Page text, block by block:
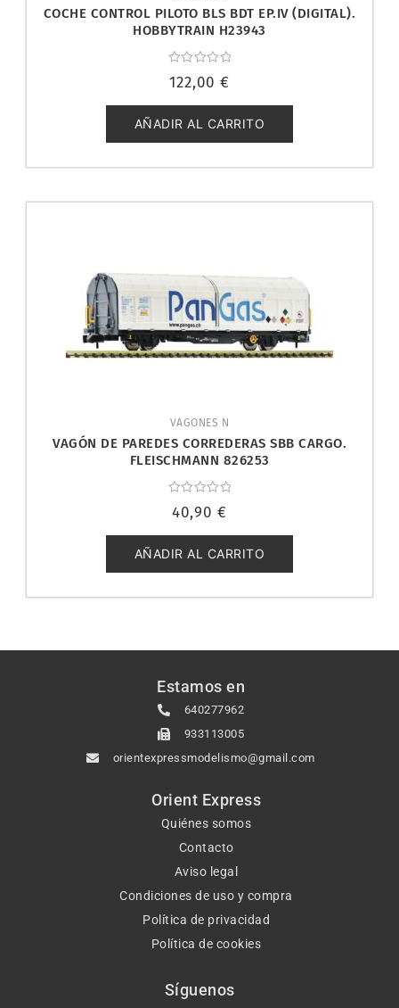
COCHE CONTROL PILOTO BLS BDT EP.IV (DIGITAL).
HOBBYTRAIN H23943
con
de
5
122,00 €
AÑADIR AL CARRITO
VAGONES N
VAGÓN DE PAREDES CORREDERAS SBB CARGO.
FLEISCHMANN 826253
con
de
5
40,90 €
AÑADIR AL CARRITO
Estamos en
640277962
933113005
orientexpressmodelismo@gmail.com
Orient Express
Quiénes somos
Contacto
Aviso legal
Condiciones de uso y compra
Política de privacidad
Política de cookies
Síguenos